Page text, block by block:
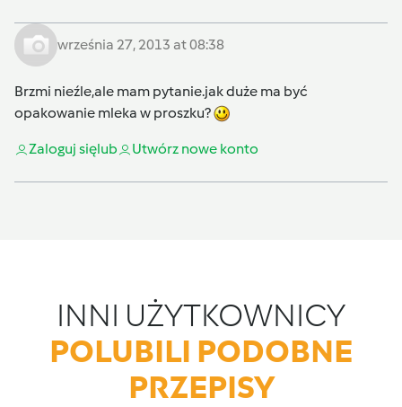
września 27, 2013 at 08:38
Brzmi nieźle,ale mam pytanie.jak duże ma być
opakowanie mleka w proszku?
Zaloguj sięlub Utwórz nowe konto
INNI UŻYTKOWNICY
POLUBILI PODOBNE
PRZEPISY